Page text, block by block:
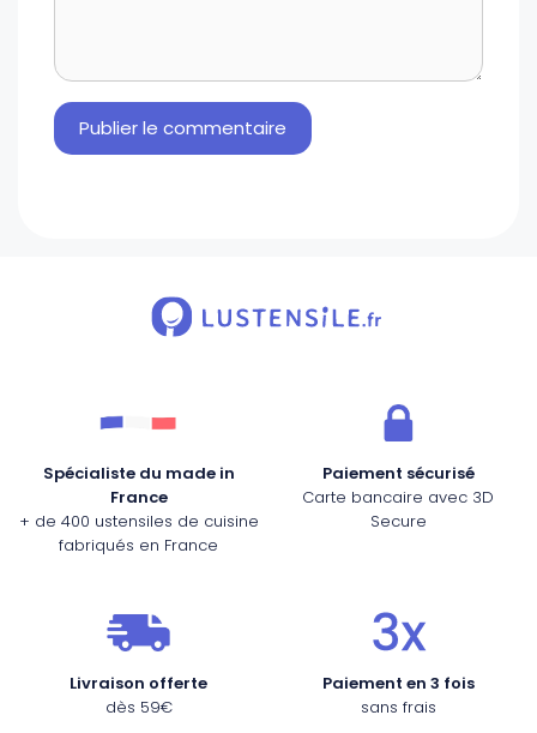
Spécialiste du made in
France
+ de 400 ustensiles de cuisine
fabriqués en France
Paiement sécurisé
Carte bancaire avec 3D
Secure
Livraison offerte
dès 59€
Paiement en 3 fois
sans frais